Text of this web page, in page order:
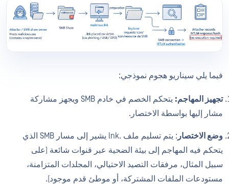
فيما يلي سيناريو هجوم نموذجي:
تجهيز المهاجم:
يتحكم الخصم في خادم SMB ويجهز مشاركة
مشار إليها بواسطة الاختصار.
وضع الاختصار
: يتم تسليم ملف .lnk يشير إلى مسار SMB الذي
يتحكم فيه المهاجم إلى بيئة الضحية عبر قنوات شائعة (على
سبيل المثال، مرفقات التصيد الاحتيالي، المجلدات المتزامنة،
مستودعات الملفات المشتركة، أو موطئ قدم موجود).